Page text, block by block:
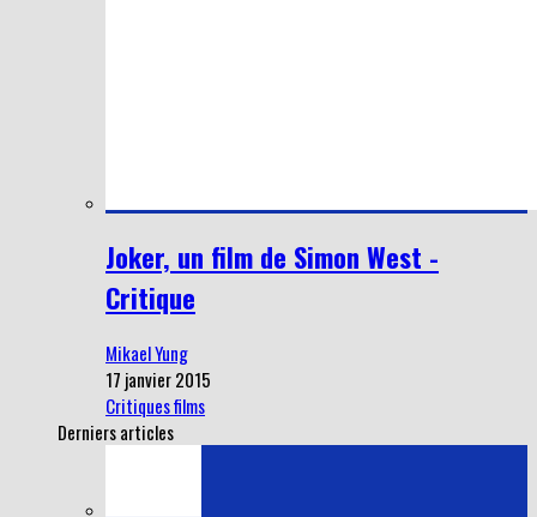
Joker, un film de Simon West -
Critique
Mikael Yung
17 janvier 2015
Critiques films
Derniers articles